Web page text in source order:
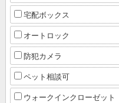
宅配ボックス
オートロック
防犯カメラ
ペット相談可
ウォークインクローゼット